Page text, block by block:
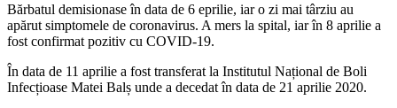
Bărbatul demisionase în data de 6 eprilie, iar o zi mai târziu au
apărut simptomele de coronavirus. A mers la spital, iar în 8 aprilie a
fost confirmat pozitiv cu COVID-19.
În data de 11 aprilie a fost transferat la Institutul Național de Boli
Infecțioase Matei Balș unde a decedat în data de 21 aprilie 2020.